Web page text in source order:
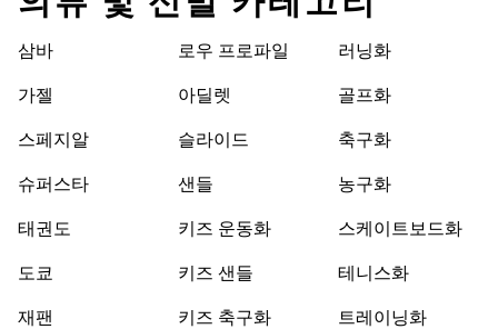
삼바
가젤
스페지알
슈퍼스타
태권도
도쿄
재팬
로우 프로파일
아딜렛
슬라이드
샌들
키즈 운동화
키즈 샌들
키즈 축구화
러닝화
골프화
축구화
농구화
스케이트보드화
테니스화
트레이닝화